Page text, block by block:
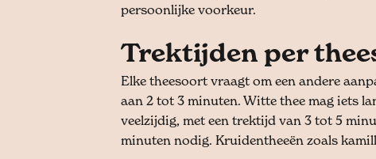
persoonlijke voorkeur.
Trektijden per
Elke theesoort vraagt om een andere
aan 2 tot 3 minuten. Witte thee mag iets
veelzijdig, met een trektijd van 3 tot 5
minuten nodig. Kruidentheeën zoals